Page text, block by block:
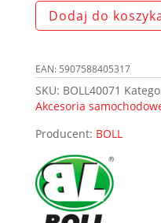
ilość
BOLL
dwustronnie
klejąca
6mm
czerwona
Dodaj do
EAN: 5907588405317
SKU: BOLL40071
Akcesoria
Producent: BOLL